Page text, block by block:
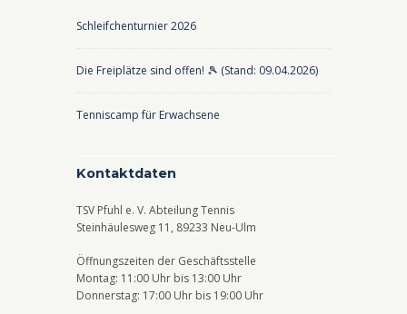
Schleifchenturnier 2026
Die Freiplätze sind offen! 🎾 (Stand: 09.04.2026)
Tenniscamp für Erwachsene
Kontaktdaten
TSV Pfuhl e. V. Abteilung Tennis
Steinhäulesweg 11, 89233 Neu-Ulm
Öffnungszeiten der Geschäftsstelle
Montag: 11:00 Uhr bis 13:00 Uhr
Donnerstag: 17:00 Uhr bis 19:00 Uhr